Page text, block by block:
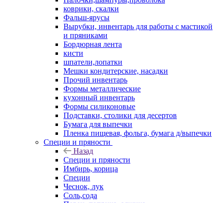
коврики, скалки
Фальш-ярусы
Вырубки, инвентарь для работы с мастикой
и пряниками
Бордюрная лента
кисти
шпатели,лопатки
Мешки кондитерские, насадки
Прочий инвентарь
Формы металлические
кухонный инвентарь
Формы силиконовые
Подставки, столики для десертов
Бумага для выпечки
Пленка пищевая, фольга, бумага д/выпечки
Специи и пряности
Назад
Специи и пряности
Имбирь, корица
Специи
Чеснок, лук
Соль,сода